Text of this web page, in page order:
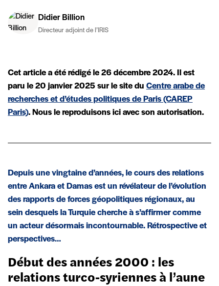
Didier Billion
Directeur adjoint de l’IRIS
Cet article a été rédigé le 26 décembre 2024. Il est
paru le 20 janvier 2025 sur le site du Centre arabe de
recherches et d’études politiques de Paris (CAREP
Paris). Nous le reproduisons ici avec son autorisation.
Depuis une vingtaine d’années, le cours des relations
entre Ankara et Damas est un révélateur de l’évolution
des rapports de forces géopolitiques régionaux, au
sein desquels la Turquie cherche à s’affirmer comme
un acteur désormais incontournable. Rétrospective et
perspectives…
Début des années 2000 : les
relations turco-syriennes à l’aune